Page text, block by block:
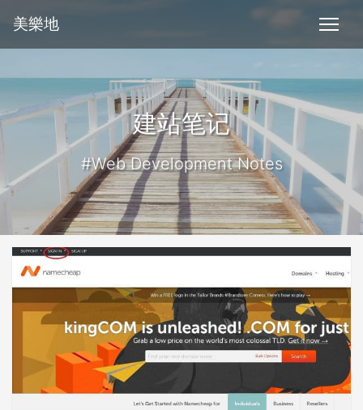
美樂地
建站笔记
#Web Development Notes